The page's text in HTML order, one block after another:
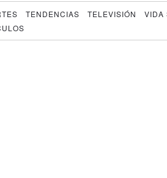
TENDENCIAS TELEVISIÓN VIDA